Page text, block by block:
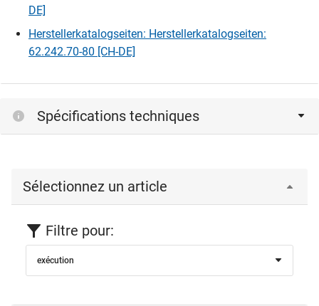
DE]
Herstellerkatalogseiten: Herstellerkatalogseiten:
62.242.70-80 [CH-DE]
Spécifications techniques
Sélectionnez un article
Filtre pour:
exécution